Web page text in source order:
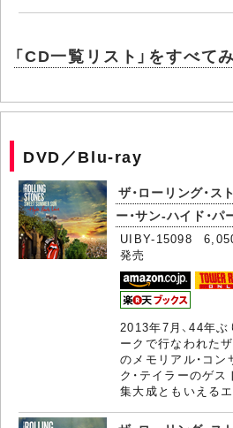
「CD一覧リスト」をすべて
DVD／Blu-ray
ザ・ローリング・ス
ー・サン-ハイド・
UIBY-15098 6,050
発売
2013年7月、44年
ークで行なわれた
のメモリアル・コ
ク・テイラーのゲ
集大成ともいえる